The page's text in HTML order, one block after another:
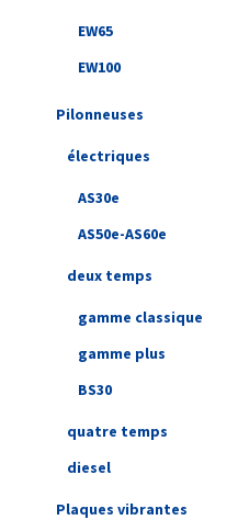
EW65
EW100
Pilonneuses
électriques
AS30e
AS50e-AS60e
deux temps
gamme classique
gamme plus
BS30
quatre temps
diesel
Plaques vibrantes